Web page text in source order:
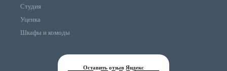
Студия
Уценка
Шкафы и комоды
Оставить отзыв Яндекс